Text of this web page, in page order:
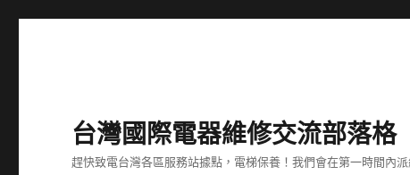
台灣國際電器維修交流部落格
趕快致電台灣各區服務站據點，電梯保養！我們會在第一時間內